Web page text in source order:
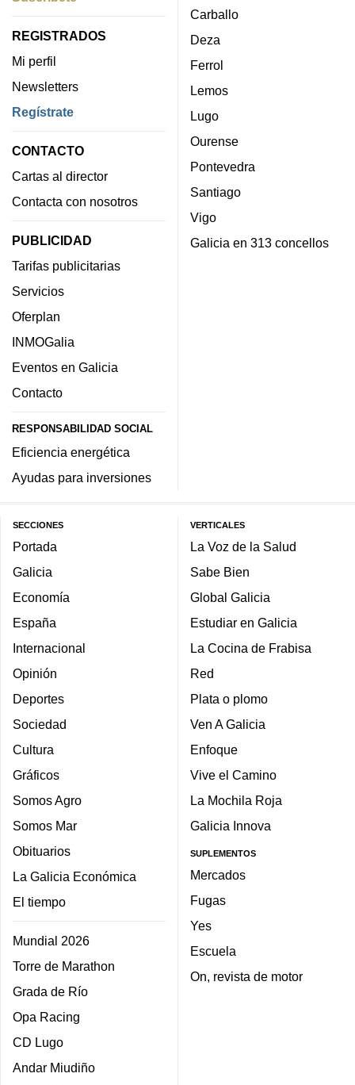
REGISTRADOS
Mi perfil
Newsletters
Regístrate
CONTACTO
Cartas al director
Contacta con nosotros
PUBLICIDAD
Tarifas publicitarias
Servicios
Oferplan
INMOGalia
Eventos en Galicia
Contacto
RESPONSABILIDAD SOCIAL
Eficiencia energética
Ayudas para inversiones
Carballo
Deza
Ferrol
Lemos
Lugo
Ourense
Pontevedra
Santiago
Vigo
Galicia en 313 concellos
SECCIONES
Portada
Galicia
Economía
España
Internacional
Opinión
Deportes
Sociedad
Cultura
Gráficos
Somos Agro
Somos Mar
Obituarios
La Galicia Económica
El tiempo
Mundial 2026
Torre de Marathon
Grada de Río
Opa Racing
CD Lugo
Andar Miudiño
VERTICALES
La Voz de la Salud
Sabe Bien
Global Galicia
Estudiar en Galicia
La Cocina de Frabisa
Red
Plata o plomo
Ven A Galicia
Enfoque
Vive el Camino
La Mochila Roja
Galicia Innova
SUPLEMENTOS
Mercados
Fugas
Yes
Escuela
On, revista de motor